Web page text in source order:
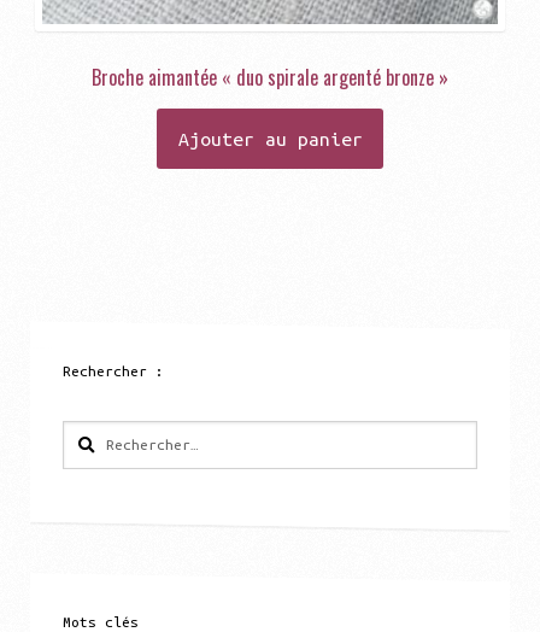
Broche aimantée « duo spirale argenté bronze »
Ajouter au panier
Rechercher :
Mots clés